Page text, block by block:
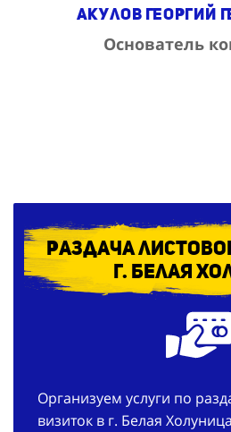
Акулов Георгий
Основатель
Раздача
г. Белая
Организуем услуги по
визиток в г. Белая